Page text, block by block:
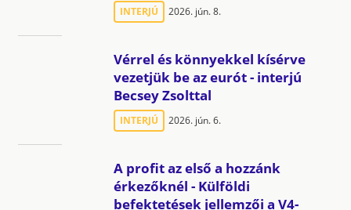
INTERJÚ 2026. jún. 8.
Vérrel és könnyekkel kísérve
vezetjük be az eurót - interjú
Becsey Zsolttal
INTERJÚ 2026. jún. 6.
A profit az első a hozzánk
érkezőknél - Külföldi
befektetések jellemzői a V4-